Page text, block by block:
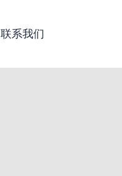
联系我们